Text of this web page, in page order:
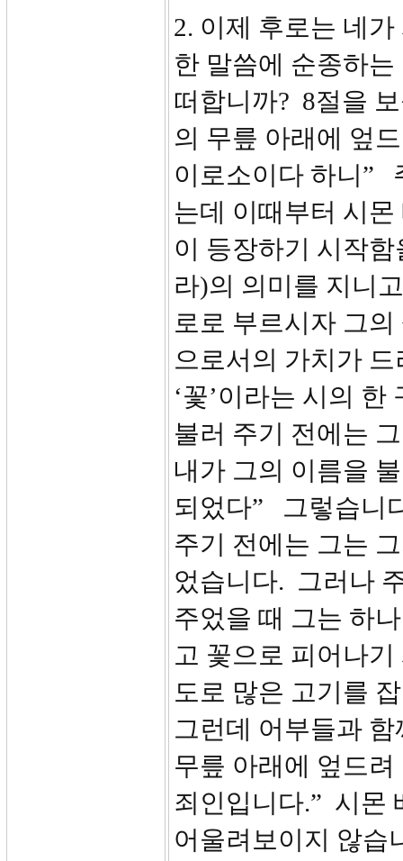
2. 이제 후로는 네
한 말씀에 순종하
떠합니까? 8절을
의 무릎 아래에 엎
이로소이다 하니”
는데 이때부터 시몬
이 등장하기 시작
라)의 의미를 지니
로로 부르시자 그
으로서의 가치가
‘꽃’이라는 시의
불러 주기 전에는
내가 그의 이름을
되었다” 그렇습니
주기 전에는 그는
었습니다. 그러나
주었을 때 그는 하
고 꽃으로 피어나
도로 많은 고기를
그런데 어부들과
무릎 아래에 엎드
죄인입니다.” 시몬
어울려보이지 않습